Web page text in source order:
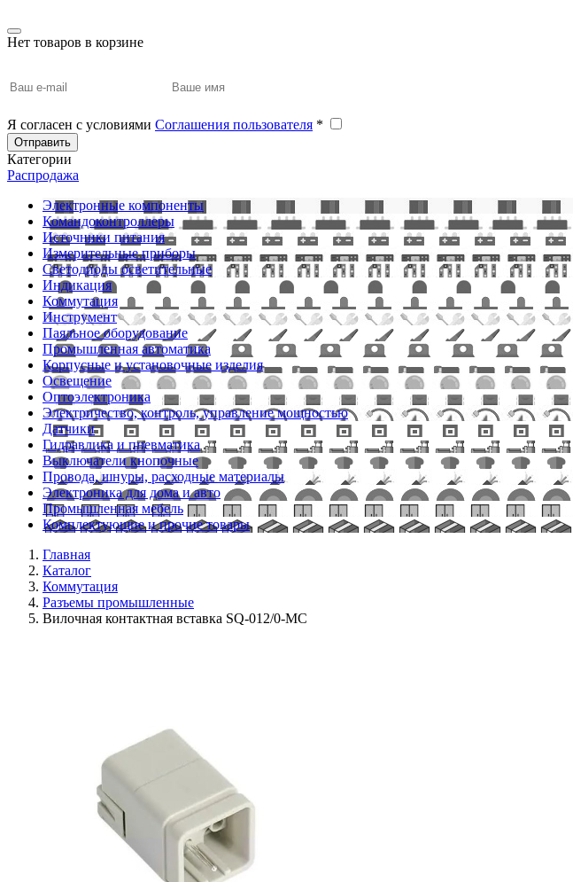
Нет товаров в корзине
Я согласен с условиями Соглашения пользователя *
Отправить
Категории
Распродажа
Электронные компоненты
Командоконтроллеры
Источники питания
Измерительные приборы
Светодиоды осветительные
Индикация
Коммутация
Инструмент
Паяльное оборудование
Промышленная автоматика
Корпусные и установочные изделия
Освещение
Оптоэлектроника
Электричество, контроль, управление мощностью
Датчики
Гидравлика и пневматика
Выключатели кнопочные
Провода, шнуры, расходные материалы
Электроника для дома и авто
Промышленная мебель
Комплектующие и прочие товары
Главная
Каталог
Коммутация
Разъемы промышленные
Вилочная контактная вставка SQ-012/0-MC